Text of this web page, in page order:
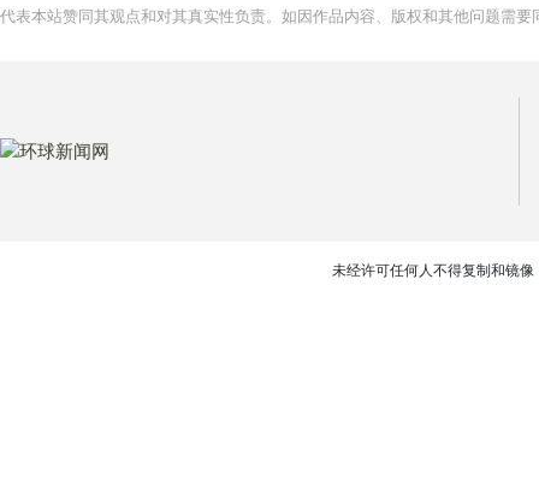
代表本站赞同其观点和对其真实性负责。如因作品内容、版权和其他问题需
未经许可任何人不得复制和镜